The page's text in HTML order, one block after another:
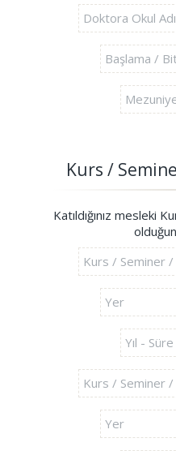
Kurs /
Katıldığınız mesleki